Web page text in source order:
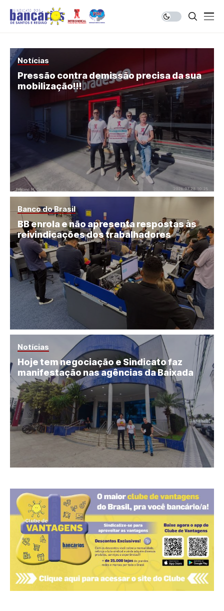
Notícias
Pressão contra demissão precisa da sua
mobilização!!!
Banco do Brasil
BB enrola e não apresenta respostas às
reivindicações dos trabalhadores
Notícias
Hoje tem negociação e Sindicato faz
manifestação nas agências da Baixada